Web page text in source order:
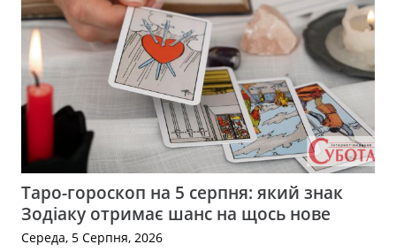
Таро-гороскоп на 5 серпня: який знак
Зодіаку отримає шанс на щось нове
Середа, 5 Серпня, 2026